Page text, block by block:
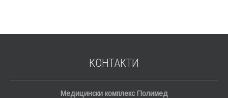
КОНТАКТИ
Медицински комплекс Полимед